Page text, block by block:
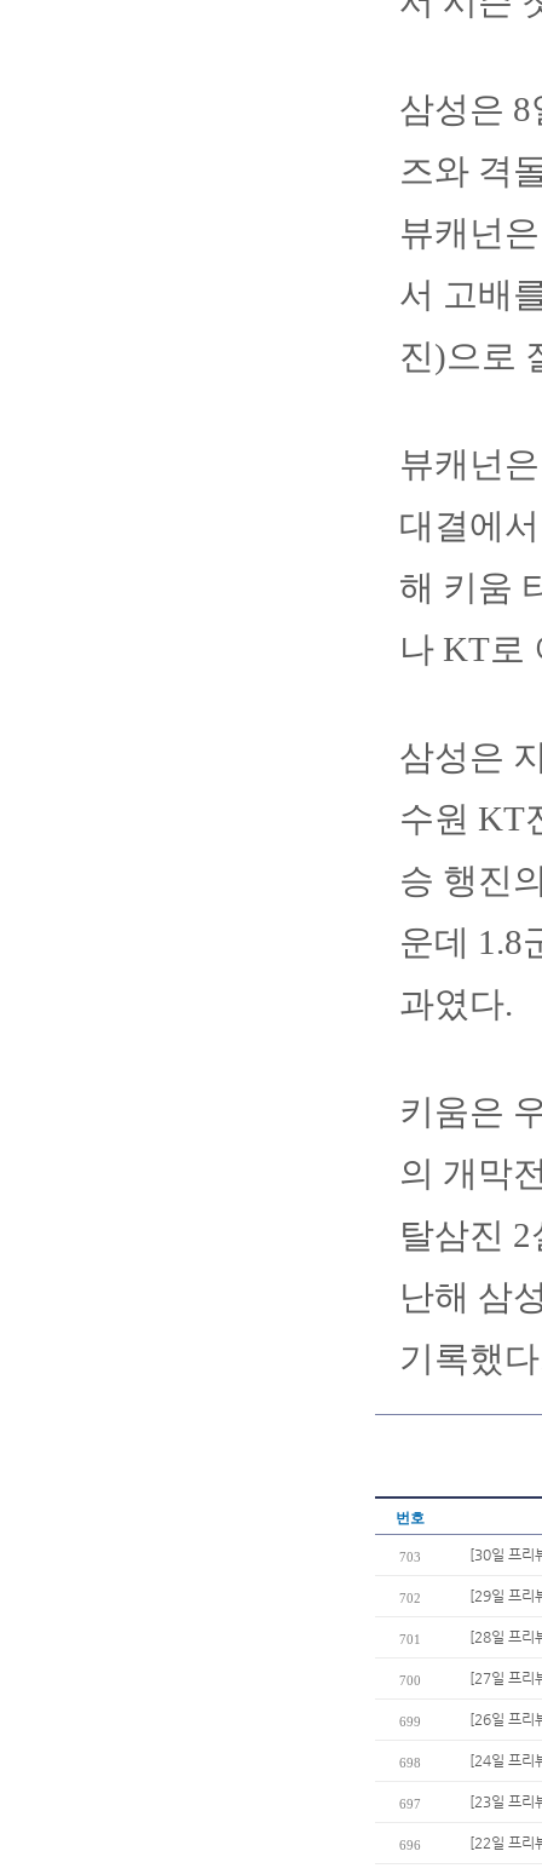
삼성은
즈와 격
뷰캐넌
서 고배
진)으로
뷰캐넌
대결에
해 키움
나 KT로
삼성은
수원 KT
승 행진
운데 1.8
과였다.
키움은
의 개막
탈삼진
난해 삼
기록했
번호
703 [30일 프리
702 [29일 프리
701 [28일 프리
700 [27일 프리
699 [26일 프리
698 [24일 프리
697 [23일 프리
696 [22일 프리